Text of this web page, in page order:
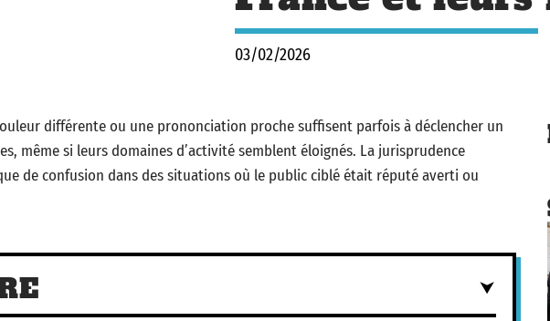
03/02/2026
différente ou une prononciation proche suffisent parfois à déclencher un
même si leurs domaines d’activité semblent éloignés. La jurisprudence
de confusion dans des situations où le public ciblé était réputé averti ou